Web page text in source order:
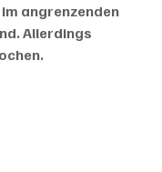
angrenzenden
Allerdings